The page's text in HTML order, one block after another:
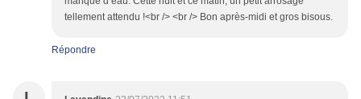
tellement attendu !<br /> <br /> Bon après-midi et gros bisous.
Répondre